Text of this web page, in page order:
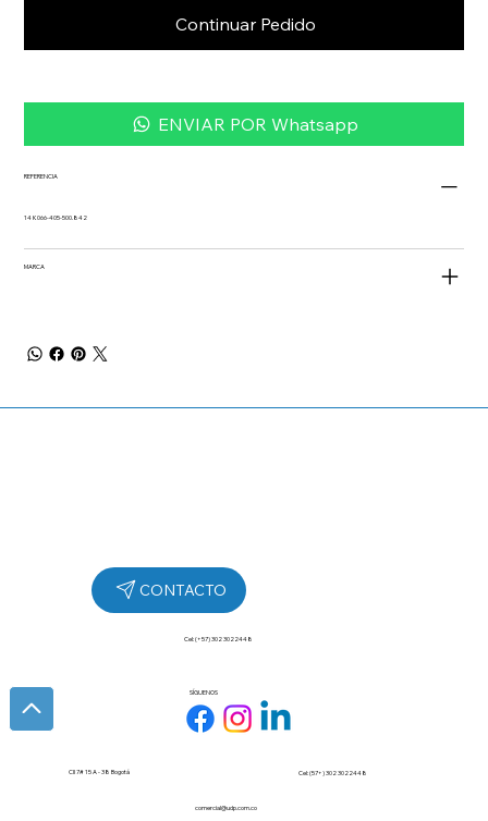
Continuar Pedido
ENVIAR POR Whatsapp
REFERENCIA
14 K066-405-500.842
MARCA
SÍGUENOS
Cel: (+57) 302 3022448
Cll 7# 15 A - 38 Bogotá Cel: (57+) 302 3022448
comercial@udp.com.co